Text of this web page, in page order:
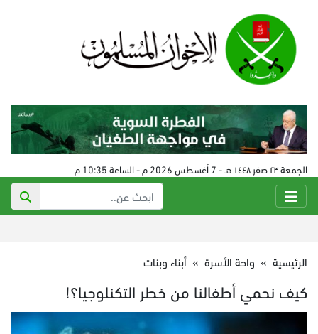
الجمعة ٢٣ صفر ١٤٤٨ هـ - 7 أغسطس 2026 م - الساعة 10:35 م
الرئيسية » واحة الأسرة » أبناء وبنات
كيف نحمي أطفالنا من خطر التكنلوجيا؟!